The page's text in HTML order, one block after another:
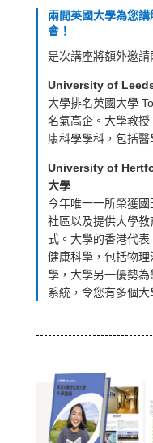
兩間英國大學為您
會！
是次講座將額外邀請
University of
大學排名英國大學
名氣高企。大學教
康科學學科，包括醫
University of
大學
今年唯一一所榮獲
社區以及提供大學
式。大學的香港代
健康科學，包括物
學，大學另一優勢
系統，令您有多個大